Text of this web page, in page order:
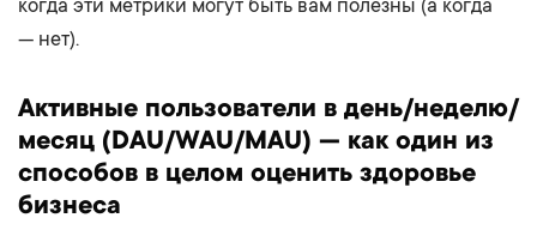
когда эти метрики могут быть вам полезны (а когда
— нет).
Активные пользователи в день/неделю/
месяц (DAU/WAU/MAU) — как один из
способов в целом оценить здоровье
бизнеса